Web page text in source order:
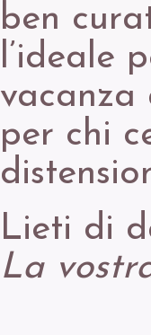
ben
l’ideale
vacanza
per chi
Lieti di
La